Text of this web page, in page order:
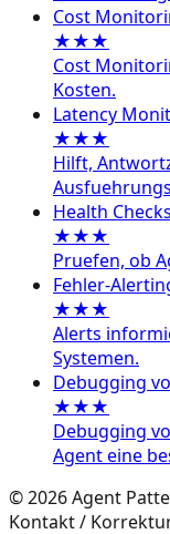
Cost
★★★
Cost
Kosten.
Latency
★★★
Hilft,
Health
★★★
Pruefen, ob
Fehler-
★★★
Alerts
Systemen.
Debugging
★★★
Debugging
Agent eine
©2026Agent
Kontakt /